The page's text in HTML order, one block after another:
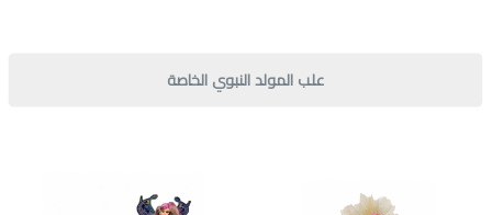
علب المولد النبوي الخاصة